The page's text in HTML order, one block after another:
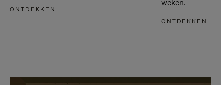
ONTDEKKEN
weken.
ONTDEKKEN